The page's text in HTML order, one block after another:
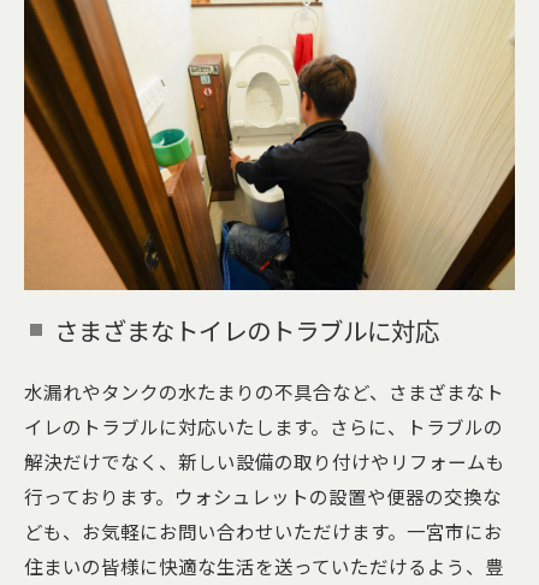
さまざまなトイレのトラブルに対応
水漏れやタンクの水たまりの不具合など、さまざまなト
イレのトラブルに対応いたします。さらに、トラブルの
解決だけでなく、新しい設備の取り付けやリフォームも
行っております。ウォシュレットの設置や便器の交換な
ども、お気軽にお問い合わせいただけます。一宮市にお
住まいの皆様に快適な生活を送っていただけるよう、豊